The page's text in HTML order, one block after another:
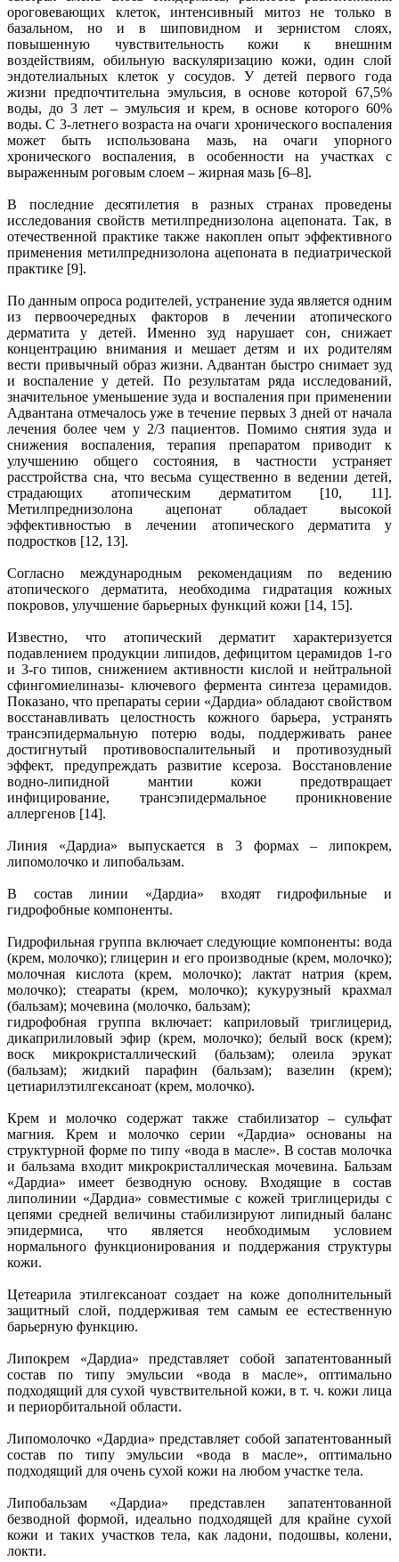
ороговевающих клеток, интенсивный митоз не только в
базальном, но и в шиповидном и зернистом слоях,
повышенную чувствительность кожи к внешним
воздействиям, обильную васкуляризацию кожи, один слой
эндотелиальных клеток у сосудов. У детей первого года
жизни предпочтительна эмульсия, в основе которой 67,5%
воды, до 3 лет – эмульсия и крем, в основе которого 60%
воды. С 3-летнего возраста на очаги хронического воспаления
может быть использована мазь, на очаги упорного
хронического воспаления, в особенности на участках с
выраженным роговым слоем – жирная мазь [6–8].
В последние десятилетия в разных странах проведены
исследования свойств метилпреднизолона ацепоната. Так, в
отечественной практике также накоплен опыт эффективного
применения метилпреднизолона ацепоната в педиатрической
практике [9].
По данным опроса родителей, устранение зуда является одним
из первоочередных факторов в лечении атопического
дерматита у детей. Именно зуд нарушает сон, снижает
концентрацию внимания и мешает детям и их родителям
вести привычный образ жизни. Адвантан быстро снимает зуд
и воспаление у детей. По результатам ряда исследований,
значительное уменьшение зуда и воспаления при применении
Адвантана отмечалось уже в течение первых 3 дней от начала
лечения более чем у 2/3 пациентов. Помимо снятия зуда и
снижения воспаления, терапия препаратом приводит к
улучшению общего состояния, в частности устраняет
расстройства сна, что весьма существенно в ведении детей,
страдающих атопическим дерматитом [10, 11].
Метилпреднизолона ацепонат обладает высокой
эффективностью в лечении атопического дерматита у
подростков [12, 13].
Согласно международным рекомендациям по ведению
атопического дерматита, необходима гидратация кожных
покровов, улучшение барьерных функций кожи [14, 15].
Известно, что атопический дерматит характеризуется
подавлением продукции липидов, дефицитом церамидов 1-го
и 3-го типов, снижением активности кислой и нейтральной
сфингомиелиназы- ключевого фермента синтеза церамидов.
Показано, что препараты серии «Дардиа» обладают свойством
восстанавливать целостность кожного барьера, устранять
трансэпидермальную потерю воды, поддерживать ранее
достигнутый противовоспалительный и противозудный
эффект, предупреждать развитие ксероза. Восстановление
водно-липидной мантии кожи предотвращает
инфицирование, трансэпидермальное проникновение
аллергенов [14].
Линия «Дардиа» выпускается в 3 формах – липокрем,
липомолочко и липобальзам.
В состав линии «Дардиа» входят гидрофильные и
гидрофобные компоненты.
Гидрофильная группа включает следующие компоненты: вода
(крем, молочко); глицерин и его производные (крем, молочко);
молочная кислота (крем, молочко); лактат натрия (крем,
молочко); стеараты (крем, молочко); кукурузный крахмал
(бальзам); мочевина (молочко, бальзам);
гидрофобная группа включает: каприловый триглицерид,
дикаприлиловый эфир (крем, молочко); белый воск (крем);
воск микрокристаллический (бальзам); олеила эрукат
(бальзам); жидкий парафин (бальзам); вазелин (крем);
цетиарилэтилгексаноат (крем, молочко).
Крем и молочко содержат также стабилизатор – сульфат
магния. Крем и молочко серии «Дардиа» основаны на
структурной форме по типу «вода в масле». В состав молочка
и бальзама входит микрокристаллическая мочевина. Бальзам
«Дардиа» имеет безводную основу. Входящие в состав
липолинии «Дардиа» совместимые с кожей триглицериды с
цепями средней величины стабилизируют липидный баланс
эпидермиса, что является необходимым условием
нормального функционирования и поддержания структуры
кожи.
Цетеарила этилгексаноат создает на коже дополнительный
защитный слой, поддерживая тем самым ее естественную
барьерную функцию.
Липокрем «Дардиа» представляет собой запатентованный
состав по типу эмульсии «вода в масле», оптимально
подходящий для сухой чувствительной кожи, в т. ч. кожи лица
и периорбитальной области.
Липомолочко «Дардиа» представляет собой запатентованный
состав по типу эмульсии «вода в масле», оптимально
подходящий для очень сухой кожи на любом участке тела.
Липобальзам «Дардиа» представлен запатентованной
безводной формой, идеально подходящей для крайне сухой
кожи и таких участков тела, как ладони, подошвы, колени,
локти.